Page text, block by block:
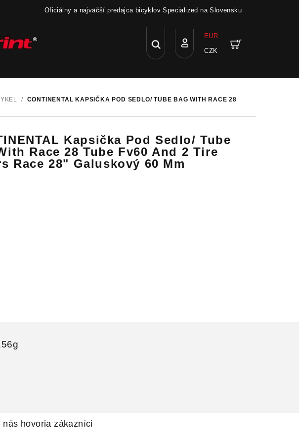
Oficiálny a najväčší predajca bicyklov Specialized na Slovensku
Hľadať
Prihlásenie
EUR
CZK
košík
/ CONTINENTAL KAPSIČKA POD SEDLO/ TUBE BAG WITH RACE 28
Kapsička Pod Sedlo/ Tube
Race 28 Tube Fv60 And 2 Tire
Race 28" Galuskový 60 Mm